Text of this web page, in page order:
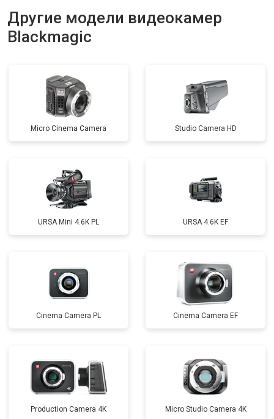
Другие модели видеокамер
Blackmagic
Micro Cinema Camera Studio Camera HD
URSA Mini 4.6K PL URSA 4.6K EF
Cinema Camera PL Cinema Camera EF
Production Camera 4K Micro Studio Camera 4K